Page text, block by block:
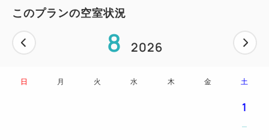
このプランの空室状況
8 2026
日 月 火 水 木 金 土
1